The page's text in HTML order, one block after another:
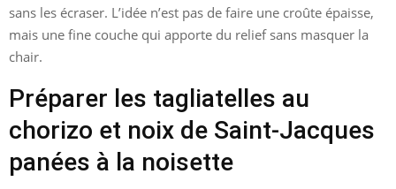
sans les écraser. L’idée n’est pas de faire une croûte épaisse,
mais une fine couche qui apporte du relief sans masquer la
chair.
Préparer les tagliatelles au
chorizo et noix de Saint-Jacques
panées à la noisette